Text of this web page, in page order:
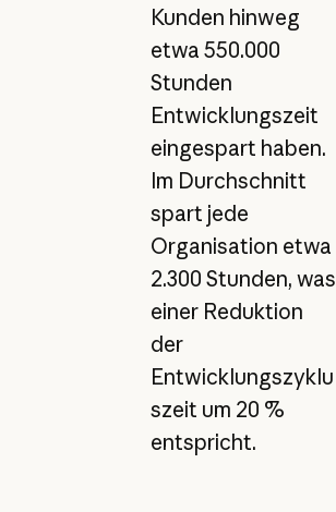
Kunden hinweg
etwa 550.000
Stunden
Entwicklungszeit
eingespart haben.
Im Durchschnitt
spart jede
Organisation etwa
2.300 Stunden, was
einer Reduktion
der
Entwicklungszyklu
szeit um 20 %
entspricht.